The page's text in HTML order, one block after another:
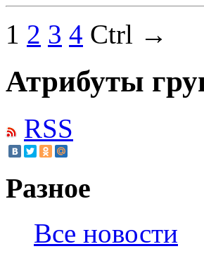
1 2 3 4 Ctrl →
Атрибуты
RSS
Разное
Все новости